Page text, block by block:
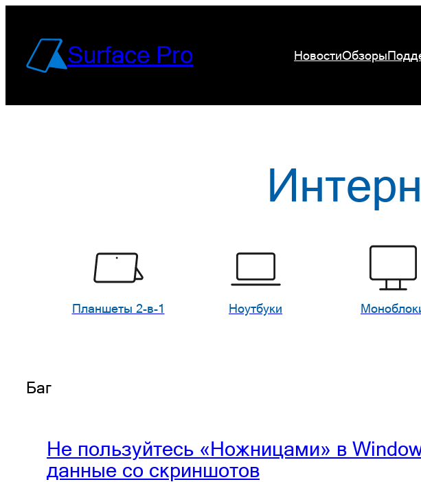
содержимомуSurface Pro НовостиОбзоры
Планшеты 2-в-1 Ноутбуки
Баг
Не пользуйтесь «Ножницами» в
данные со скриншотов